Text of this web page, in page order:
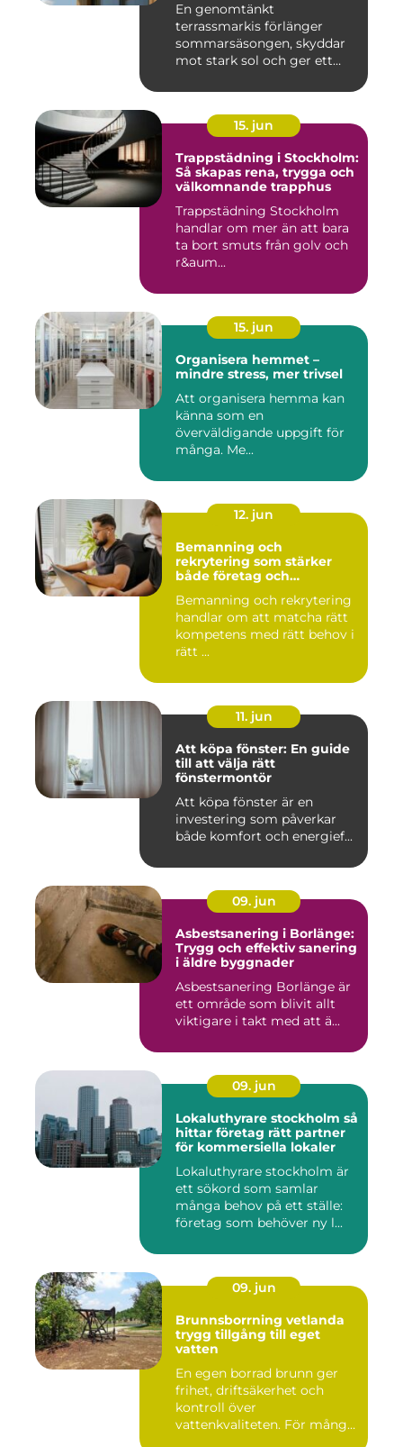
En genomtänkt
terrassmarkis förlänger
sommarsäsongen, skyddar
mot stark sol och ger ett
15. jun
Trappstädning i Stockholm:
Så skapas rena, trygga och
välkomnande trapphus
Trappstädning Stockholm
handlar om mer än att bara
ta bort smuts från golv och
r&aum...
15. jun
Organisera hemmet –
mindre stress, mer trivsel
Att organisera hemma kan
känna som en
överväldigande uppgift för
många. Me...
12. jun
Bemanning och
rekrytering som stärker
både företag och
Bemanning och rekrytering
handlar om att matcha rätt
kompetens med rätt behov i
rätt ...
11. jun
Att köpa fönster: En guide
till att välja rätt
fönstermontör
Att köpa fönster är en
investering som påverkar
både komfort och energief...
09. jun
Asbestsanering i Borlänge:
Trygg och effektiv sanering
i äldre byggnader
Asbestsanering Borlänge är
ett område som blivit allt
viktigare i takt med att ä...
09. jun
Lokaluthyrare stockholm så
hittar företag rätt partner
för kommersiella lokaler
Lokaluthyrare stockholm är
ett sökord som samlar
många behov på ett ställe:
företag som behöver ny l...
09. jun
Brunnsborrning vetlanda
trygg tillgång till eget
vatten
En egen borrad brunn ger
frihet, driftsäkerhet och
kontroll över
vattenkvaliteten. För många